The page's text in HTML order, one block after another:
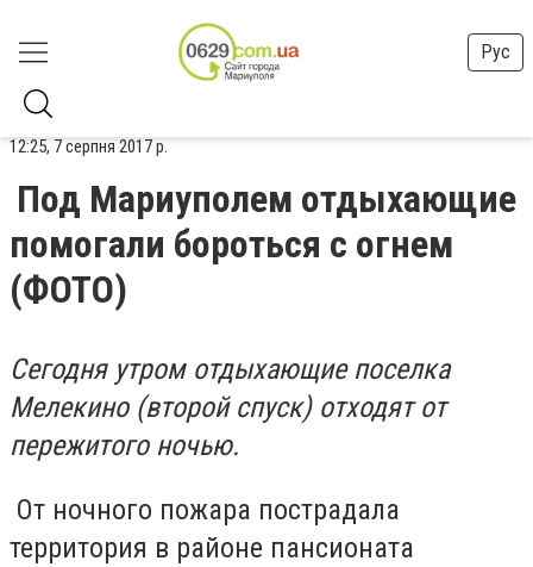
Рус
12:25, 7 серпня 2017 р.
Под Мариуполем отдыхающие
помогали бороться с огнем
(ФОТО)
Сегодня утром отдыхающие поселка
Мелекино (второй спуск) отходят от
пережитого ночью.
От ночного пожара пострадала
территория в районе пансионата